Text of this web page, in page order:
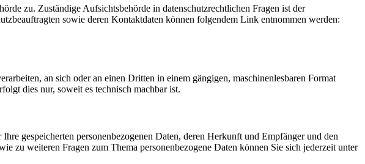
zu. Zuständige Aufsichtsbehörde in datenschutzrechtlichen Fragen ist der
sowie deren Kontaktdaten können folgendem Link entnommen werden:
an sich oder an einen Dritten in einem gängigen, maschinenlesbaren Format
dies nur, soweit es technisch machbar ist.
gespeicherten personenbezogenen Daten, deren Herkunft und Empfänger und den
zu weiteren Fragen zum Thema personenbezogene Daten können Sie sich jederzeit unter